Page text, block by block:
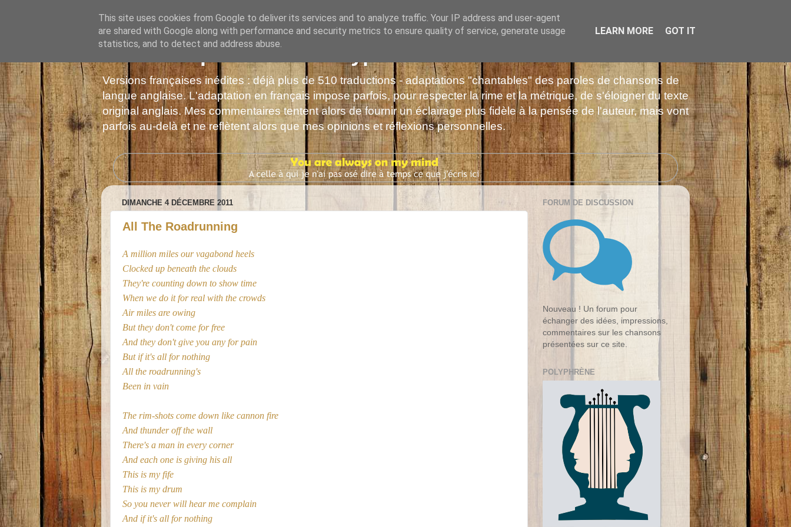
Les Monophonies de Polyphrène
Versions françaises inédites : déjà plus de 510 traductions - adaptations "chantables" des paroles de chansons de
langue anglaise. L'adaptation en français impose parfois, pour respecter la rime et la métrique, de s'éloigner du texte
original anglais. Mes commentaires tentent alors de fournir un éclairage plus fidèle à la pensée de l'auteur, mais vont
parfois au-delà et ne reflètent alors que mes opinions et réflexions personnelles.
DIMANCHE 4 DÉCEMBRE 2011
All The Roadrunning
A million miles our vagabond heels
Clocked up beneath the clouds
They're counting down to show time
When we do it for real with the crowds
Air miles are owing
But they don't come for free
And they don't give you any for pain
But if it's all for nothing
All the roadrunning's
Been in vain
The rim-shots come down like cannon fire
And thunder off the wall
There's a man in every corner
And each one is giving his all
This is my fife
This is my drum
So you never will hear me complain
And if it's all for nothing
FORUM DE DISCUSSION
Nouveau ! Un forum pour
échanger des idées, impressions,
commentaires sur les chansons
présentées sur ce site.
POLYPHRÈNE
This site uses cookies from Google to deliver its services and to analyze traffic. Your IP address and user-agent
are shared with Google along with performance and security metrics to ensure quality of service, generate usage
statistics, and to detect and address abuse.
LEARN MORE GOT IT